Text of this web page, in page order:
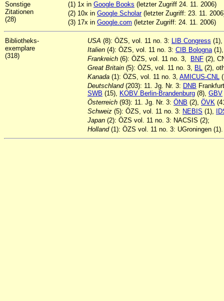
Sonstige
Zitationen
(28)
(1) 1x in Google Books (letzter Zugriff 24. 11. 2006)
(2) 10x in Google Scholar(letzter Zugriff: 23. 11.
(3) 17x in Google.com (letzter Zugriff: 24. 11. 2006)
Bibliotheks-
exemplare
(318)
USA (8): ÖZS, vol. 11 no. 3: LIB Congress (1),
Italien (4): ÖZS, vol. 11 no. 3: CIB Bologna(1),
Frankreich (6): ÖZS, vol. 11 no. 3, BNF (2),
Great Britain (5): ÖZS, vol. 11 no. 3, BL (2),
Kanada (1): ÖZS, vol. 11 no. 3, AMICUS-CNL
Deutschland (203): 11. Jg. Nr. 3: DNB
SWB (15), KOBV Berlin-Brandenburg (8), GBV
Österreich (93): 11. Jg. Nr. 3: ÖNB (2), ÖVK
Schweiz (5): ÖZS, vol. 11 no. 3: NEBIS (1),
Japan (2): ÖZS vol. 11 no. 3: NACSIS (2);
Holland(1): ÖZS vol. 11 no. 3: UGroningen (1).